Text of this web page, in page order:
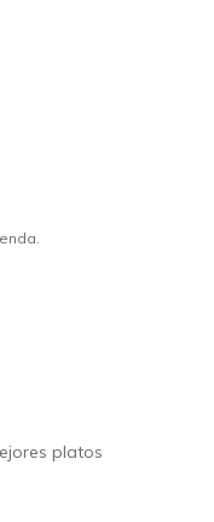
platos